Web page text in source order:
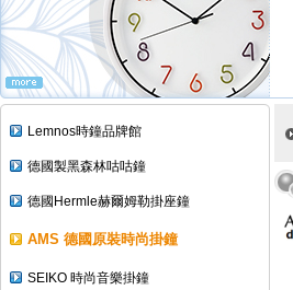
Lemnos時鐘品牌館
德國製黑森林咕咕鐘
德國Hermle赫爾姆勒掛座鐘
AMS 德國原裝時尚掛鐘
SEIKO 時尚音樂掛鐘